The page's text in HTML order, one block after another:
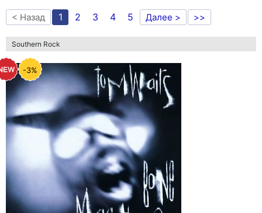
< Назад 1 2 3 4 5 Далее > >>
Southern Rock
-3%